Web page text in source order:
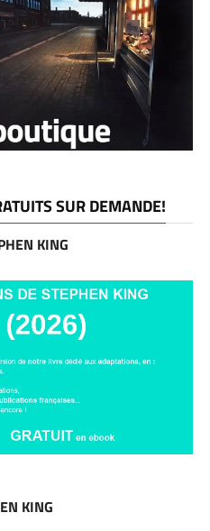
SUR DEMANDE!
KING
KING